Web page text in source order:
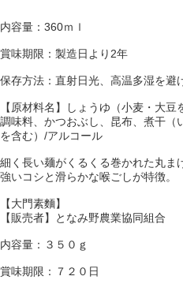
内容量：360ｍｌ
賞味期限：製造日より2年
保存方法：直射日光、高温多湿を避
【原材料名】しょうゆ（小麦・大
調味料、かつおぶし、昆布、煮干（
を含む）/アルコール
細く長い麺がくるくる巻かれた丸ま
強いコシと滑らかな喉ごしが特徴。
【大門素麵】
【販売者】となみ野農業協同組合
内容量：３５０ｇ
賞味期限：７２０日